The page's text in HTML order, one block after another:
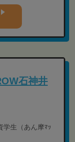
石神井
学生（あん摩ﾏｯ